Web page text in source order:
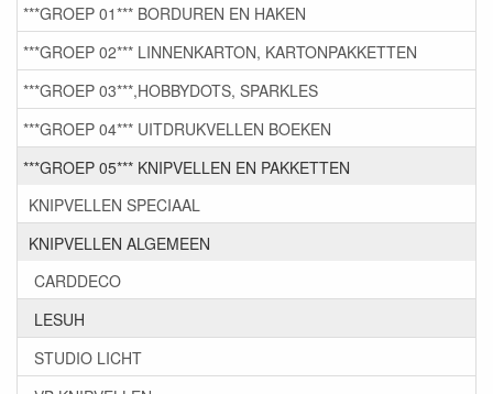
***GROEP 01*** BORDUREN EN HAKEN
***GROEP 02*** LINNENKARTON, KARTONPAKKETTEN
***GROEP 03***,HOBBYDOTS, SPARKLES
***GROEP 04*** UITDRUKVELLEN BOEKEN
***GROEP 05*** KNIPVELLEN EN PAKKETTEN
KNIPVELLEN SPECIAAL
KNIPVELLEN ALGEMEEN
CARDDECO
LESUH
STUDIO LICHT